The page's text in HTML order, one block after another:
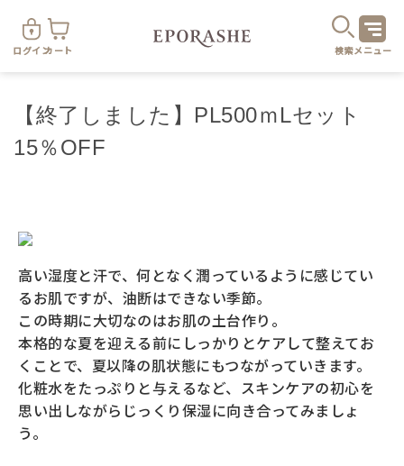
ログインカート 検索メニュー
お得なセット・キャンペーン
スキンケア
お悩
乾燥
全商品一覧
【終了しました】PL500ｍLセット
15％OFF
高い湿度と汗で、何となく潤っているように感じてい
るお肌ですが、油断はできない季節。
この時期に大切なのはお肌の土台作り。
本格的な夏を迎える前にしっかりとケアして整えてお
くことで、夏以降の肌状態にもつながっていきます。
化粧水をたっぷりと与えるなど、スキンケアの初心を
思い出しながらじっくり保湿に向き合ってみましょ
う。